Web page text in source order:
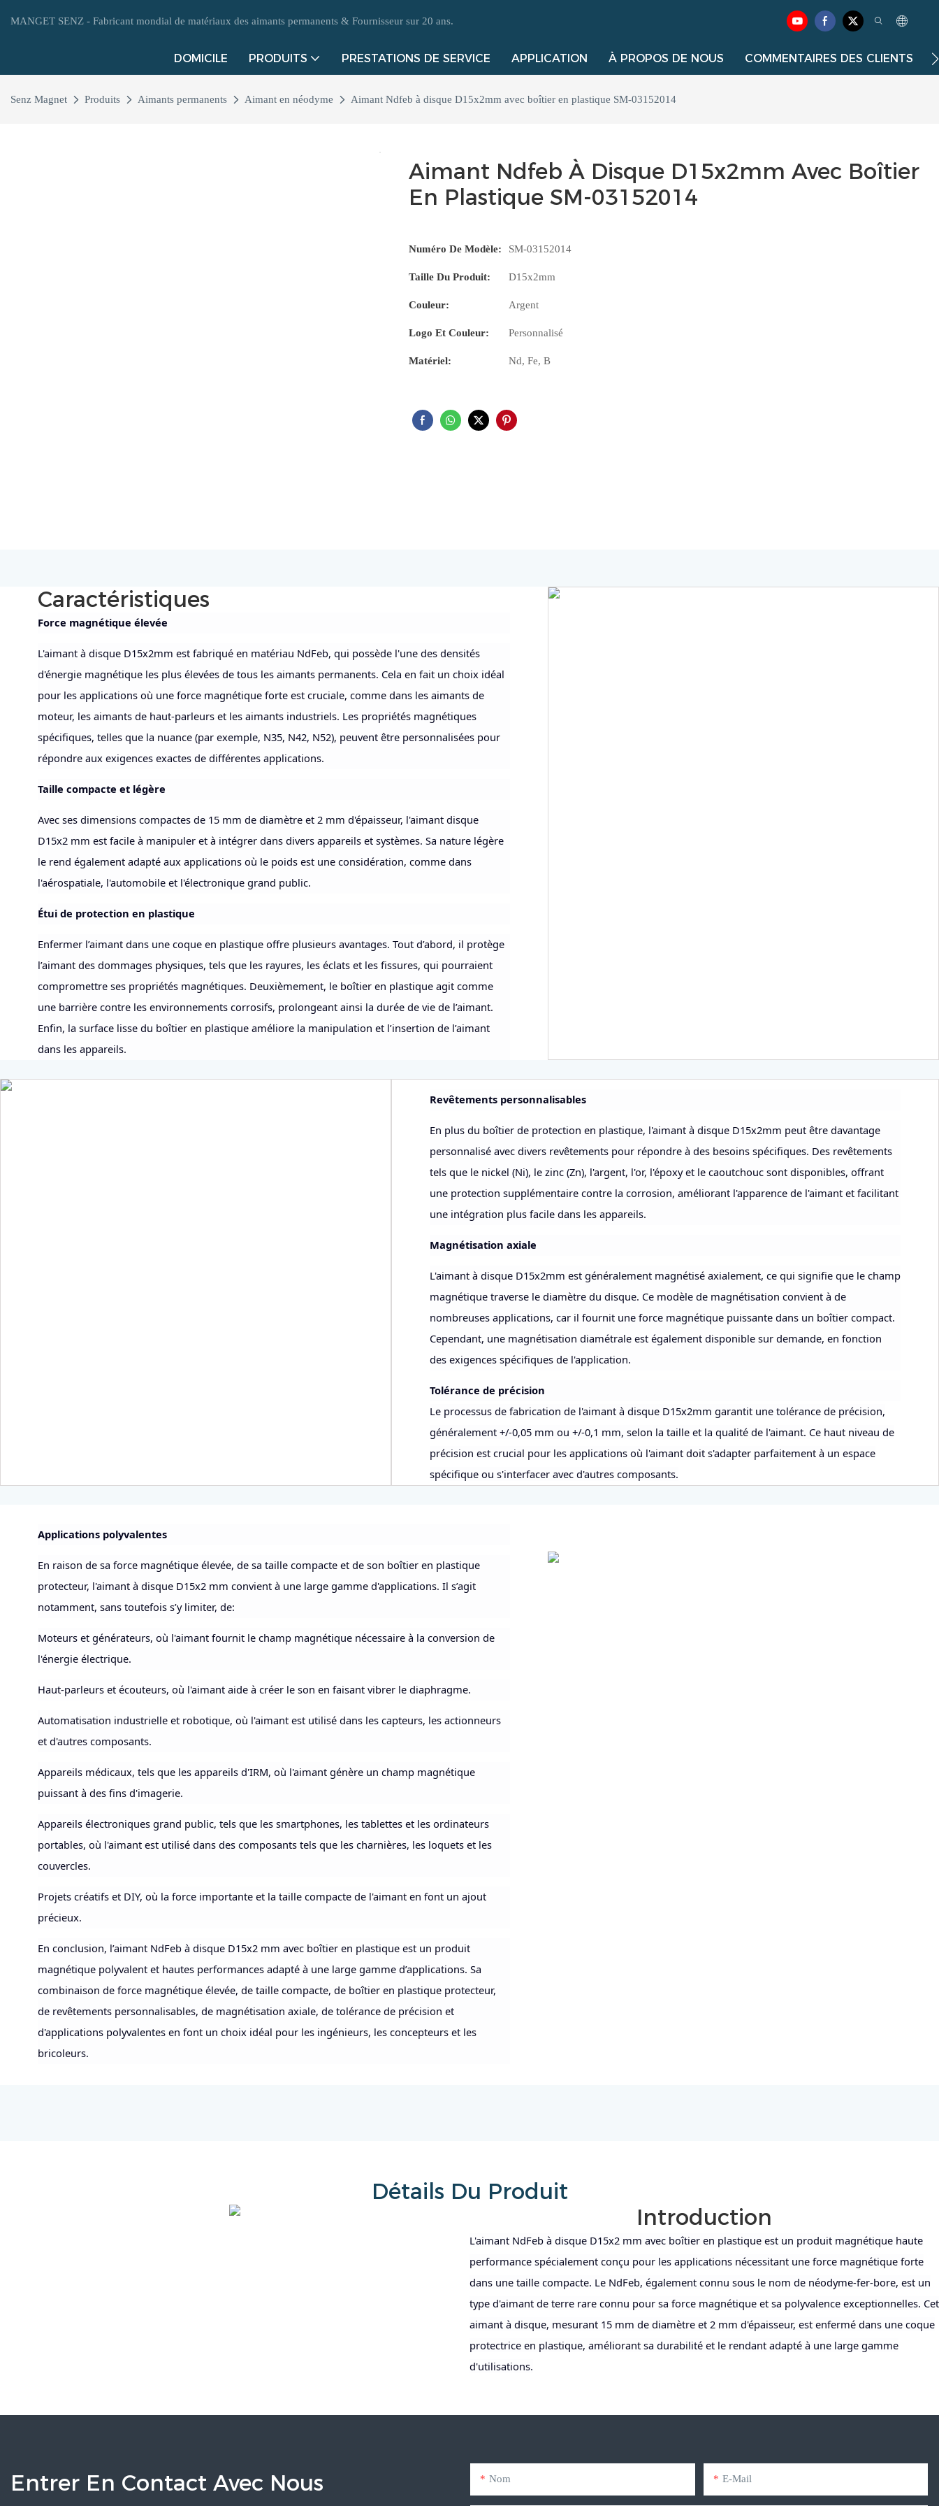
MANGET SENZ - Fabricant mondial de matériaux des aimants permanents & Fournisseur sur 20 ans.
DOMICILE PRODUITS PRESTATIONS DE SERVICE APPLICATION À PROPOS DE NOUS COMMENTAIRES DES CLIENTS
Senz Magnet Produits Aimants permanents Aimant en néodyme Aimant Ndfeb à disque D15x2mm avec boîtier en plastique SM-03152014
Aimant Ndfeb À Disque D15x2mm Avec Boîtier
En Plastique SM-03152014
Numéro De Modèle: SM-03152014
Taille Du Produit: D15x2mm
Couleur: Argent
Logo Et Couleur: Personnalisé
Matériel: Nd, Fe, B
Caractéristiques
Force magnétique élevée
L'aimant à disque D15x2mm est fabriqué en matériau NdFeb, qui possède l'une des densités
d'énergie magnétique les plus élevées de tous les aimants permanents. Cela en fait un choix idéal
pour les applications où une force magnétique forte est cruciale, comme dans les aimants de
moteur, les aimants de haut-parleurs et les aimants industriels. Les propriétés magnétiques
spécifiques, telles que la nuance (par exemple, N35, N42, N52), peuvent être personnalisées pour
répondre aux exigences exactes de différentes applications.
Taille compacte et légère
Avec ses dimensions compactes de 15 mm de diamètre et 2 mm d'épaisseur, l'aimant disque
D15x2 mm est facile à manipuler et à intégrer dans divers appareils et systèmes. Sa nature légère
le rend également adapté aux applications où le poids est une considération, comme dans
l'aérospatiale, l'automobile et l'électronique grand public.
Étui de protection en plastique
Enfermer l’aimant dans une coque en plastique offre plusieurs avantages. Tout d’abord, il protège
l’aimant des dommages physiques, tels que les rayures, les éclats et les fissures, qui pourraient
compromettre ses propriétés magnétiques. Deuxièmement, le boîtier en plastique agit comme
une barrière contre les environnements corrosifs, prolongeant ainsi la durée de vie de l’aimant.
Enfin, la surface lisse du boîtier en plastique améliore la manipulation et l’insertion de l’aimant
dans les appareils.
Revêtements personnalisables
En plus du boîtier de protection en plastique, l'aimant à disque D15x2mm peut être davantage
personnalisé avec divers revêtements pour répondre à des besoins spécifiques. Des revêtements
tels que le nickel (Ni), le zinc (Zn), l'argent, l'or, l'époxy et le caoutchouc sont disponibles, offrant
une protection supplémentaire contre la corrosion, améliorant l'apparence de l'aimant et facilitant
une intégration plus facile dans les appareils.
Magnétisation axiale
L'aimant à disque D15x2mm est généralement magnétisé axialement, ce qui signifie que le champ
magnétique traverse le diamètre du disque. Ce modèle de magnétisation convient à de
nombreuses applications, car il fournit une force magnétique puissante dans un boîtier compact.
Cependant, une magnétisation diamétrale est également disponible sur demande, en fonction
des exigences spécifiques de l'application.
Tolérance de précision
Le processus de fabrication de l'aimant à disque D15x2mm garantit une tolérance de précision,
généralement +/-0,05 mm ou +/-0,1 mm, selon la taille et la qualité de l'aimant. Ce haut niveau de
précision est crucial pour les applications où l'aimant doit s'adapter parfaitement à un espace
spécifique ou s'interfacer avec d'autres composants.
Applications polyvalentes
En raison de sa force magnétique élevée, de sa taille compacte et de son boîtier en plastique
protecteur, l'aimant à disque D15x2 mm convient à une large gamme d'applications. Il s’agit
notamment, sans toutefois s’y limiter, de:
Moteurs et générateurs, où l'aimant fournit le champ magnétique nécessaire à la conversion de
l'énergie électrique.
Haut-parleurs et écouteurs, où l'aimant aide à créer le son en faisant vibrer le diaphragme.
Automatisation industrielle et robotique, où l'aimant est utilisé dans les capteurs, les actionneurs
et d'autres composants.
Appareils médicaux, tels que les appareils d'IRM, où l'aimant génère un champ magnétique
puissant à des fins d'imagerie.
Appareils électroniques grand public, tels que les smartphones, les tablettes et les ordinateurs
portables, où l'aimant est utilisé dans des composants tels que les charnières, les loquets et les
couvercles.
Projets créatifs et DIY, où la force importante et la taille compacte de l'aimant en font un ajout
précieux.
En conclusion, l’aimant NdFeb à disque D15x2 mm avec boîtier en plastique est un produit
magnétique polyvalent et hautes performances adapté à une large gamme d’applications. Sa
combinaison de force magnétique élevée, de taille compacte, de boîtier en plastique protecteur,
de revêtements personnalisables, de magnétisation axiale, de tolérance de précision et
d'applications polyvalentes en font un choix idéal pour les ingénieurs, les concepteurs et les
bricoleurs.
Détails Du Produit
Introduction
L'aimant NdFeb à disque D15x2 mm avec boîtier en plastique est un produit magnétique haute
performance spécialement conçu pour les applications nécessitant une force magnétique forte
dans une taille compacte. Le NdFeb, également connu sous le nom de néodyme-fer-bore, est un
type d'aimant de terre rare connu pour sa force magnétique et sa polyvalence exceptionnelles. Cet
aimant à disque, mesurant 15 mm de diamètre et 2 mm d'épaisseur, est enfermé dans une coque
protectrice en plastique, améliorant sa durabilité et le rendant adapté à une large gamme
d'utilisations.
Entrer En Contact Avec Nous Nom E-Mail